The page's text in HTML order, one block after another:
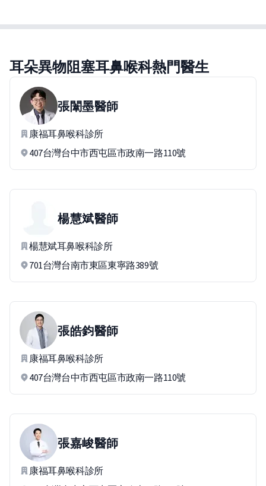
耳朵異物阻塞耳鼻喉科熱門醫生
張闈墨醫師
康福耳鼻喉科診所
407台灣台中市西屯區市政南一路110號
楊慧斌醫師
楊慧斌耳鼻喉科診所
701台灣台南市東區東寧路389號
張皓鈞醫師
康福耳鼻喉科診所
407台灣台中市西屯區市政南一路110號
張嘉峻醫師
康福耳鼻喉科診所